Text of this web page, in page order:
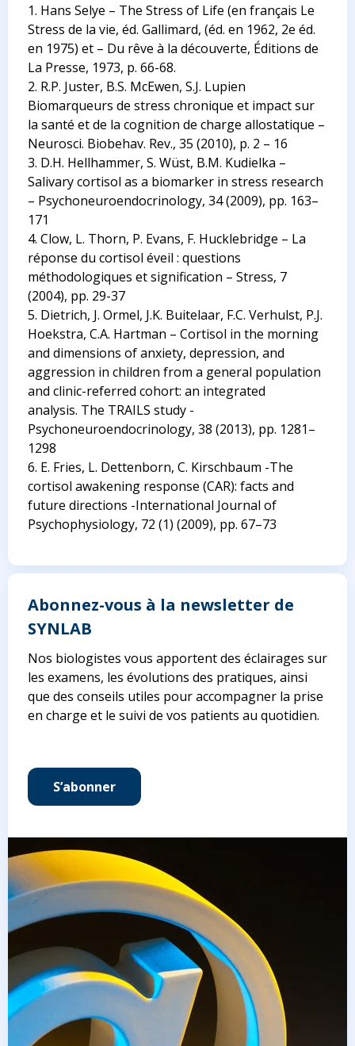
1. Hans Selye – The Stress of Life (en français Le
Stress de la vie, éd. Gallimard, (éd. en 1962, 2e éd.
en 1975) et – Du rêve à la découverte, Éditions de
La Presse, 1973, p. 66-68.
2. R.P. Juster, B.S. McEwen, S.J. Lupien
Biomarqueurs de stress chronique et impact sur
la santé et de la cognition de charge allostatique –
Neurosci. Biobehav. Rev., 35 (2010), p. 2 – 16
3. D.H. Hellhammer, S. Wüst, B.M. Kudielka –
Salivary cortisol as a biomarker in stress research
– Psychoneuroendocrinology, 34 (2009), pp. 163–
171
4. Clow, L. Thorn, P. Evans, F. Hucklebridge – La
réponse du cortisol éveil : questions
méthodologiques et signification – Stress, 7
(2004), pp. 29-37
5. Dietrich, J. Ormel, J.K. Buitelaar, F.C. Verhulst, P.J.
Hoekstra, C.A. Hartman – Cortisol in the morning
and dimensions of anxiety, depression, and
aggression in children from a general population
and clinic-referred cohort: an integrated
analysis. The TRAILS study -
Psychoneuroendocrinology, 38 (2013), pp. 1281–
1298
6. E. Fries, L. Dettenborn, C. Kirschbaum -The
cortisol awakening response (CAR): facts and
future directions -International Journal of
Psychophysiology, 72 (1) (2009), pp. 67–73
Abonnez-vous à la newsletter de
SYNLAB
Nos biologistes vous apportent des éclairages sur
les examens, les évolutions des pratiques, ainsi
que des conseils utiles pour accompagner la prise
en charge et le suivi de vos patients au quotidien.
S’abonner